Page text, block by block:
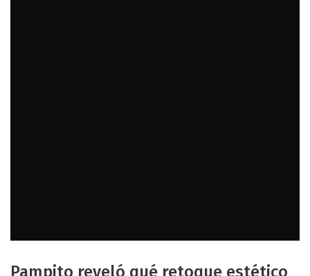
Pampito reveló qué retoque estético